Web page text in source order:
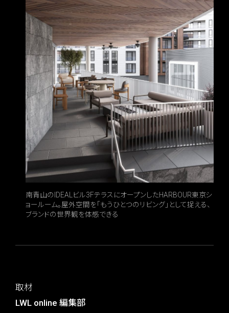
南青山のIDEALビル3FテラスにオープンしたHARBOUR東京シ
ョールーム。屋外空間を「もうひとつのリビング」として捉える、
ブランドの世界観を体感できる
取材
LWL online 編集部